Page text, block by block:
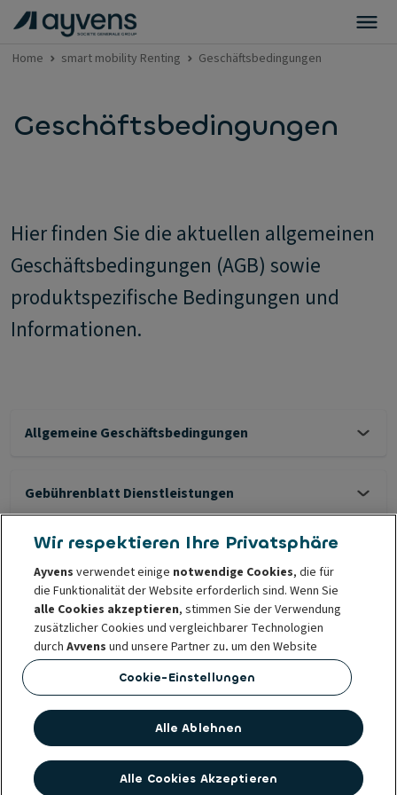
Home smart mobility Renting Geschäftsbedingungen
Geschäftsbedingungen
Hier finden Sie die aktuellen allgemeinen
Geschäftsbedingungen (AGB) sowie
produktspezifische Bedingungen und
Informationen.
Allgemeine Geschäftsbedingungen
AGB smart mobility renting
1. Aug. 2023 - 199 KB - PDF
Widerrufsbelehrung smart
mobility renting
1. Aug. 2023 - 111 KB - PDF
Gebührenblatt Dienstleistungen
Gebührenblatt smart mobility
renting
1. Aug. 2023 - 99 KB - PDF
Fair Wear & Tear Guidelines
Fair Wear & Tear Guidelines für
PKW
1. Dez. 2025 - 3 MB - PDF
Impressum Geschäftsbedingungen
Datenschutz
Cookie-Richtlinie
Verhaltens- und Ethikgrundsätze
Beschwerde melden
Wir respektieren Ihre Privatsphäre
Ayvens verwendet einige notwendige Cookies, die für
die Funktionalität der Website erforderlich sind. Wenn Sie
alle Cookies akzeptieren, stimmen Sie der Verwendung
zusätzlicher Cookies und vergleichbarer Technologien
durchAyvens und unsere Partner zu, um den Website
Traffic und das Nutzungsverhalten zu analysieren, Social
Media Funktionen bereitzustellen sowie Inhalte und
personalisieren.
Sie können IhreCookie-Einstellungenjederzeit ändern
oder Ihre Zustimmung widerrufen. Das hat keinen Einfluss
Cookie-Einstellungen
Alle Ablehnen
Alle Cookies Akzeptieren